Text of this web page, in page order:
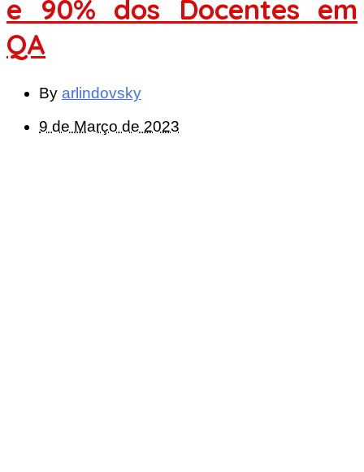
e 90% dos Docentes em
QA
By arlindovsky
9 de Março de 2023